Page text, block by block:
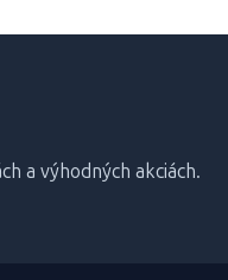
a výhodných akciách.